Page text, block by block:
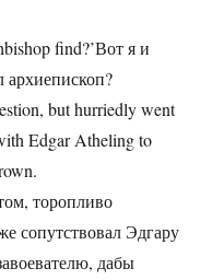
find?’Вот я и
but hurriedly went
Edgar Atheling to
торопливо
сопутствовал Эдгару
дабы